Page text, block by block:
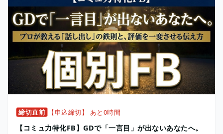
締切直前 【申込締切】 あと0時間
【コミュ力特化FB】GDで「一言目」が出ないあなたへ。